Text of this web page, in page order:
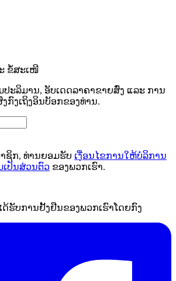
ຂໍ້ສະເໜີ
ະລິມານ, ອັບເດດລາຄາຂາຍສົ່ງ ແລະ ການ
ກົງເຖິງອິນບັອກຂອງທ່ານ.
ຊິກ, ທ່ານຍອມຮັບ ເງື່ອນໄຂການໃຫ້ບໍລິການ
ເປັນສ່ວນຕົວ ຂອງພວກເຮົາ.
ດ້ຮັບການຢັ້ງຢືນຂອງພວກເຮົາໂດຍກົງ